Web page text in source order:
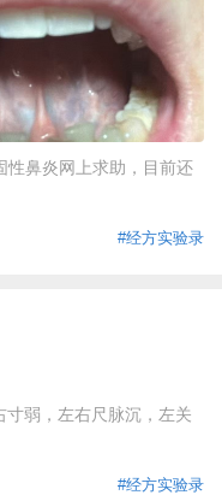
性鼻炎网上求助，目前还
#经方实验录
弱，左右尺脉沉，左关
#经方实验录